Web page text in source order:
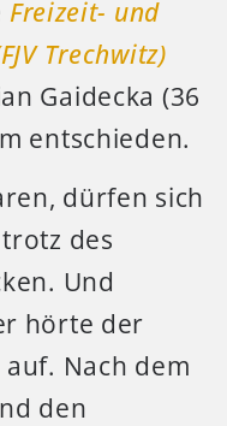
Freizeit- und
Trechwitz)
Gaidecka (36
entschieden.
dürfen sich
des
Und
hörte der
Nach dem
den